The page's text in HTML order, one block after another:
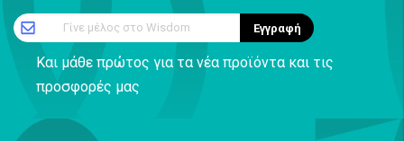
Γίνε μέλος στο Wisdom Εγγραφή
Και μάθε πρώτος για τα νέα προϊόντα και τις
προσφορές μας